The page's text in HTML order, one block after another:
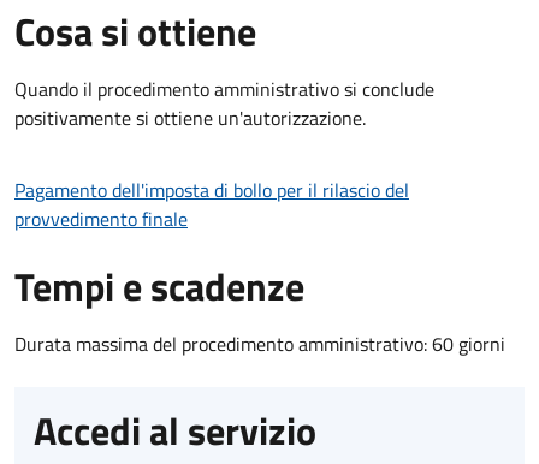
Cosa si ottiene
Quando il procedimento amministrativo si conclude
positivamente si ottiene un'autorizzazione.
Pagamento dell'imposta di bollo per il rilascio del
provvedimento finale
Tempi e scadenze
Durata massima del procedimento amministrativo: 60 giorni
Accedi al servizio